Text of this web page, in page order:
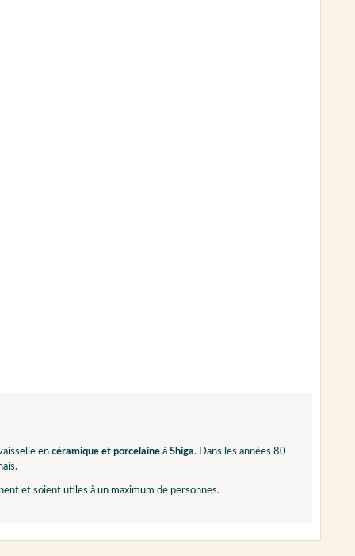
en céramique et porcelaine à Shiga. Dans les années 80
et soient utiles à un maximum de personnes.